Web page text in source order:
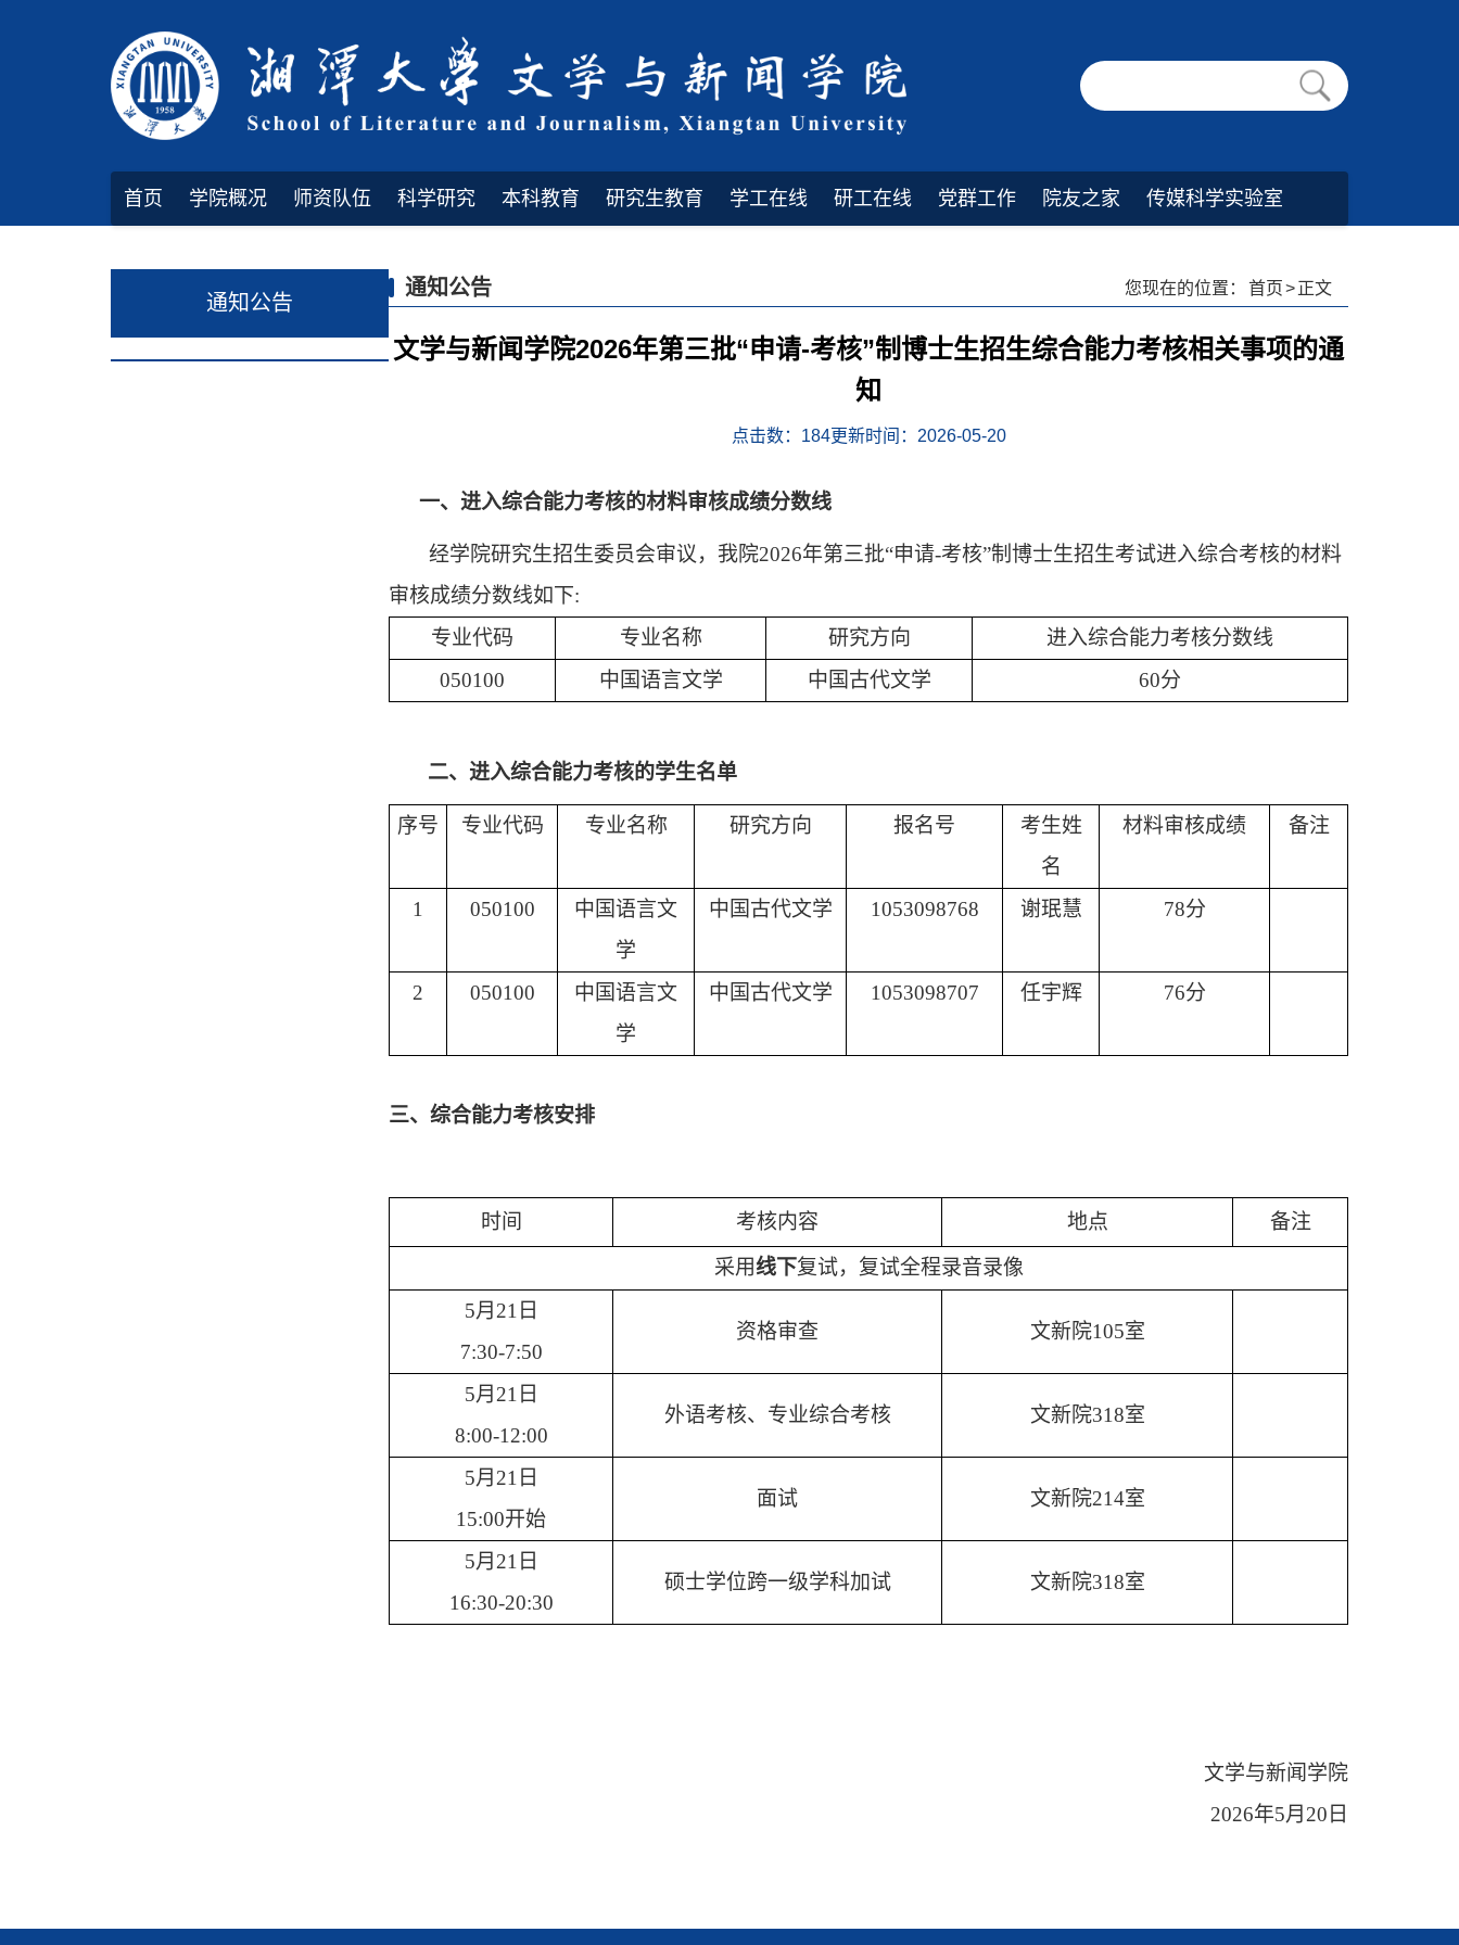
首页 学院概况 师资队伍 科学研究 本科教育 研究生教育 学工在线 研工在线 党群工作 院友之家 传媒科学实验室
通知公告
通知公告 您现在的位置： 首页>正文
文学与新闻学院2026年第三批“申请-考核”制博士生招生综合能力考核相关事项的通
知
点击数： 184更新时间：2026-05-20
一、进入综合能力考核的材料审核成绩分数线
经学院研究生招生委员会审议，我院2026年第三批“申请-考核”制博士生招生考试进入综合考核的材料
审核成绩分数线如下:
专业代码
专业名称 研究方向
进入综合能力考核分数线
050100
中国语言文学 中国古代文学 60分
二、进入综合能力考核的学生名单
序号 专业代码 专业名称 研究方向 报名号
考生姓
名
材料审核成绩 备注
1 050100
中国语言文
学
中国古代文学 1053098768 谢珉慧 78分
2 050100
中国语言文
学
中国古代文学 1053098707 任宇辉 76分
三、综合能力考核安排
时间 考核内容 地点
备注
采用线下复试，复试全程录音录像
5月21日
7:30-7:50
资格审查 文新院105室
5月21日
8:00-12:00
外语考核、专业综合考核 文新院318室
5月21日
15:00开始
面试 文新院214室
5月21日
16:30-20:30
硕士学位跨一级学科加试 文新院318室
文学与新闻学院
2026年5月20日